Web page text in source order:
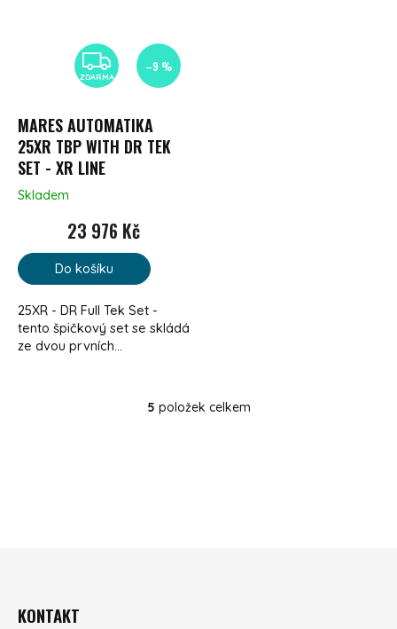
ZDARMA
ZDARMA
–9 %
MARES AUTOMATIKA
25XR TBP WITH DR TEK
SET - XR LINE
Skladem
23 976 Kč
Do košíku
25XR - DR Full Tek Set -
tento špičkový set se skládá
ze dvou prvních...
OVLÁDACÍ PRVKY VÝPISU
5 položek celkem
KONTAKT